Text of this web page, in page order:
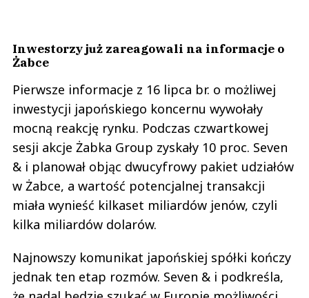
Inwestorzy już zareagowali na informacje o
Żabce
Pierwsze informacje z 16 lipca br. o możliwej
inwestycji japońskiego koncernu wywołały
mocną reakcję rynku. Podczas czwartkowej
sesji akcje Żabka Group zyskały 10 proc. Seven
& i planował objąc dwucyfrowy pakiet udziałów
w Żabce, a wartość potencjalnej transakcji
miała wynieść kilkaset miliardów jenów, czyli
kilka miliardów dolarów.
Najnowszy komunikat japońskiej spółki kończy
jednak ten etap rozmów. Seven & i podkreśla,
że nadal będzie szukać w Europie możliwości